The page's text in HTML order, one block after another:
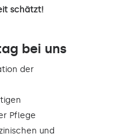
schätzt!
bei uns
der
Pflege
und